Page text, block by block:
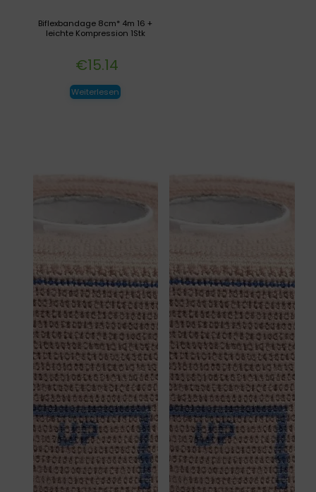
Biflexbandage 8cm* 4m 16 +
leichte Kompression 1Stk
€15.14
Weiterlesen